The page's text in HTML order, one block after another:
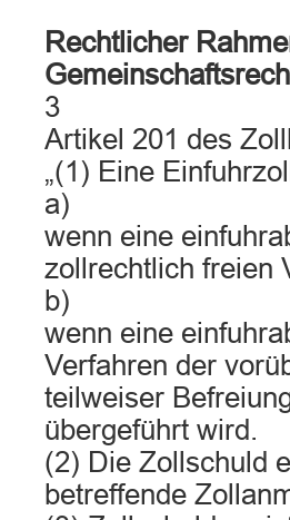
Rechtlicher
3
Artikel 201 des
„(1) Eine
a)
wenn eine
zollrechtlich freien
b)
wenn eine
Verfahren der
teilweiser
übergeführt wird.
(2) Die Zollschuld
betreffende